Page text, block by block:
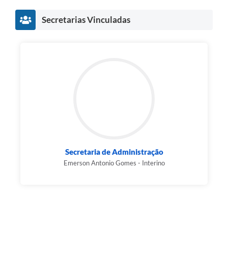
Secretarias Vinculadas
Secretaria de Administração
Emerson Antonio Gomes - Interino